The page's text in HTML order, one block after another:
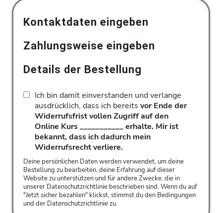
Kontaktdaten eingeben
Zahlungsweise eingeben
Details der Bestellung
Ich bin damit einverstanden und verlange
ausdrücklich, dass ich bereits vor Ende der
Widerrufsfrist vollen Zugriff auf den
Online Kurs ___________ erhalte. Mir ist
bekannt, dass ich dadurch mein
Widerrufsrecht verliere.
Deine persönlichen Daten werden verwendet, um deine
Bestellung zu bearbeiten, deine Erfahrung auf dieser
Website zu unterstützen und für andere Zwecke, die in
unserer Datenschutzrichtlinie beschrieben sind. Wenn du auf
"Jetzt sicher bezahlen" klickst, stimmst du den Bedingungen
und der Datenschutzrichtliniezu.